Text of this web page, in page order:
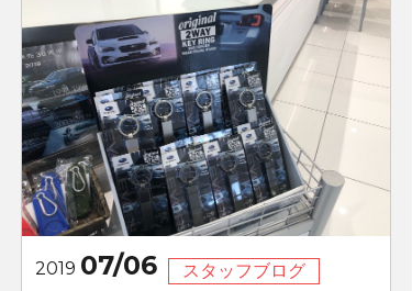
2019 07/06
スタッフブログ